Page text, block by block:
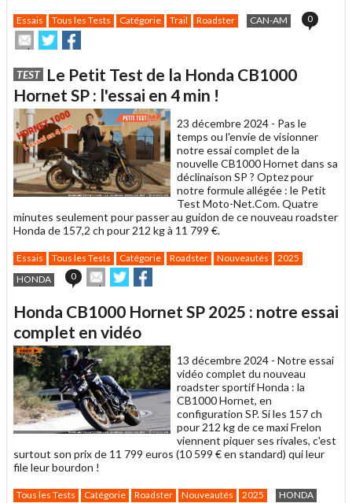
Essais Tous les Tests Catégorie Trail Roadster CAN-AM 0
Envoyer
cet
à
un
ami
Partager
sur
sur
TEST Le Petit Test de la Honda CB1000
Hornet SP : l'essai en 4 min !
23 décembre 2024 - Pas le
temps ou l'envie de visionner
notre essai complet de la
nouvelle CB1000 Hornet dans sa
déclinaison SP ? Optez pour
notre formule allégée : le Petit
Test Moto-Net.Com. Quatre
minutes seulement pour passer au guidon de ce nouveau roadster
Honda de 157,2 ch pour 212 kg à 11 799 €.
Essais Tous les Tests Catégorie Roadster Nouveautés
2025
HONDA
0
Envoyer
cet
à
un
ami
Partager
sur sur
Honda CB1000 Hornet SP 2025 : notre essai
complet en vidéo
13 décembre 2024 - Notre essai
vidéo complet du nouveau
roadster sportif Honda : la
CB1000 Hornet, en
configuration SP. Si les 157 ch
pour 212 kg de ce maxi Frelon
viennent piquer ses rivales, c'est
surtout son prix de 11 799 euros (10 599 € en standard) qui leur
file leur bourdon !
Tous les Tests Catégorie Roadster Nouveautés 2025
HONDA